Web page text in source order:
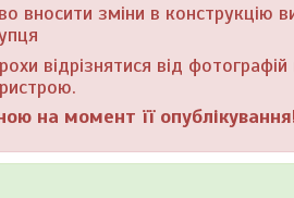
зміни в конструкцію
відрізнятися від
на момент її